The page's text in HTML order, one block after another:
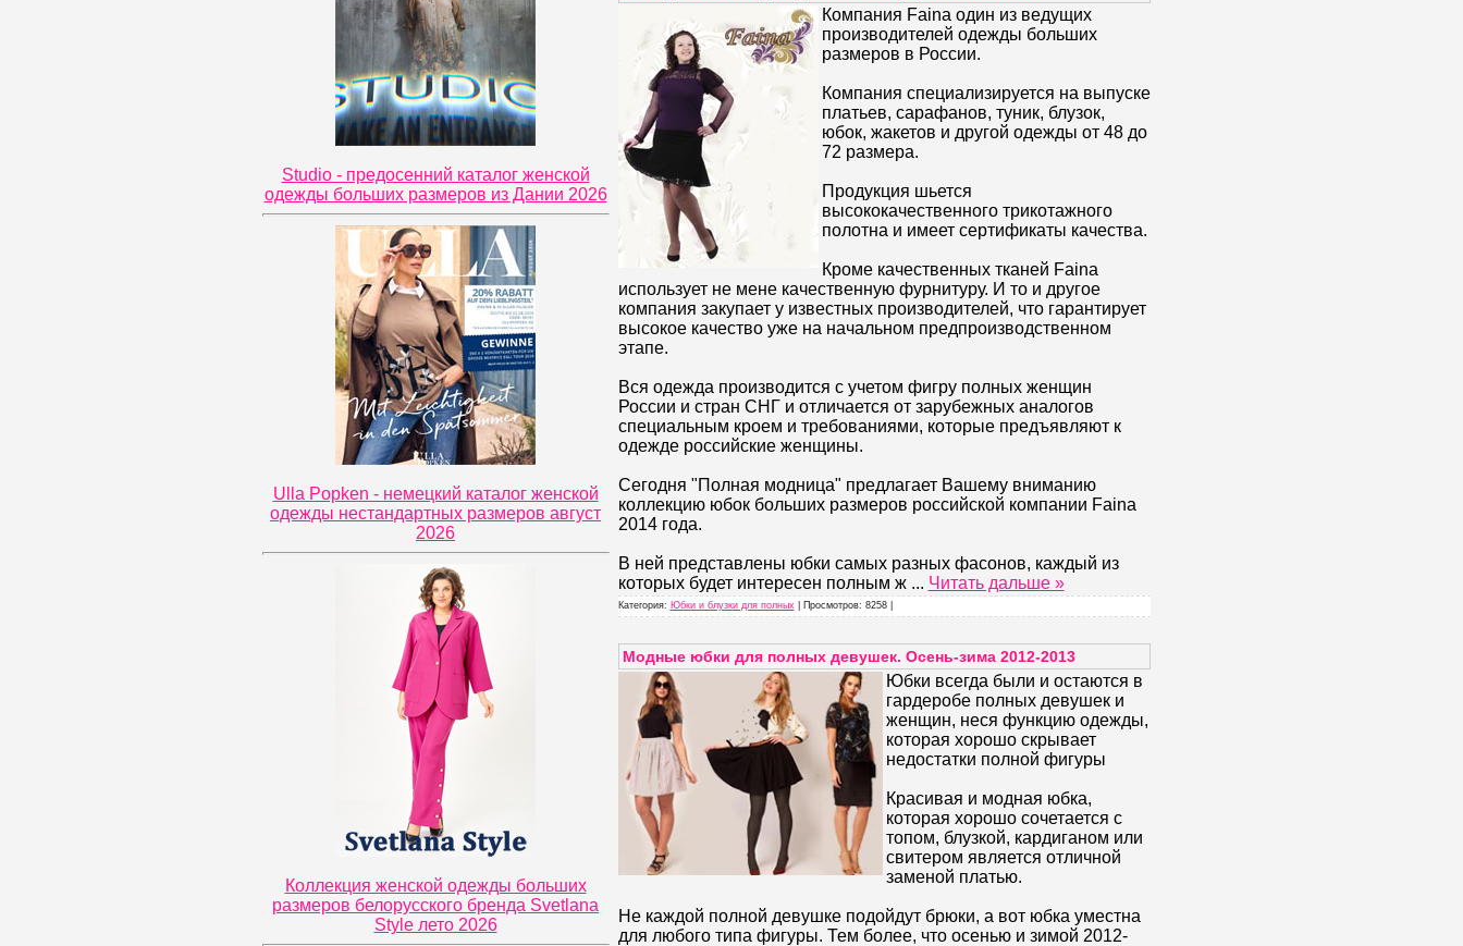
Studio - предосенний каталог женской
одежды больших размеров из Дании 2026
Ulla Popken - немецкий каталог женской
одежды нестандартных размеров август
2026
Коллекция женской одежды больших
размеров белорусского бренда Svetlana
Style лето 2026
Компания Faina один из ведущих
производителей одежды больших
размеров в России.
Компания специализируется на выпуске
платьев, сарафанов, туник, блузок,
юбок, жакетов и другой одежды от 48 до
72 размера.
Продукция шьется
высококачественного трикотажного
полотна и имеет сертификаты качества.
Кроме качественных тканей Faina
использует не мене качественную фурнитуру. И то и другое
компания закупает у известных производителей, что гарантирует
высокое качество уже на начальном предпроизводственном
этапе.
Вся одежда производится с учетом фигру полных женщин
России и стран СНГ и отличается от зарубежных аналогов
специальным кроем и требованиями, которые предъявляют к
одежде российские женщины.
Сегодня "Полная модница" предлагает Вашему вниманию
коллекцию юбок больших размеров российской компании Faina
2014 года.
В ней представлены юбки самых разных фасонов, каждый из
которых будет интересен полным ж ... Читать дальше »
Категория: Юбки и блузки для полных| Просмотров: 8258 |
Модные юбки для полных девушек. Осень-зима 2012-2013
Юбки всегда были и остаются в
гардеробе полных девушек и
женщин, неся функцию одежды,
которая хорошо скрывает
недостатки полной фигуры
Красивая и модная юбка,
которая хорошо сочетается с
топом, блузкой, кардиганом или
свитером является отличной
заменой платью.
Не каждой полной девушке подойдут брюки, а вот юбка уместна
для любого типа фигуры. Тем более, что осенью и зимой 2012-